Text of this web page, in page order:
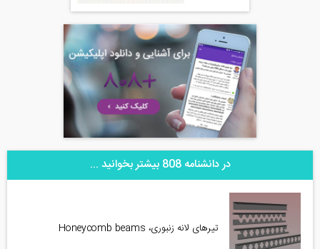
در دانشنامه 808 بیشتر بخوانید ...
تیرهای لانه زنبوری، Honeycomb beams